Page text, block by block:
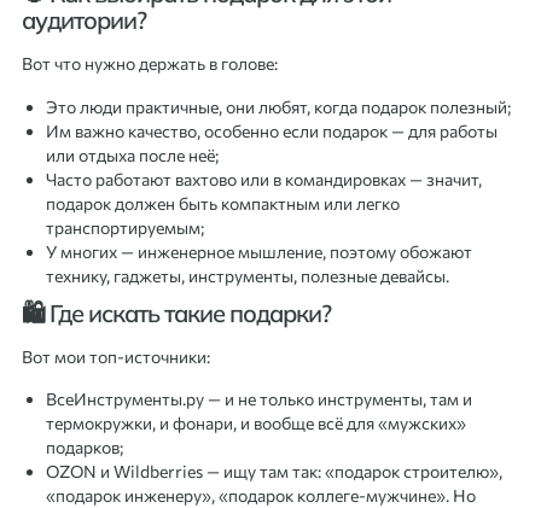
аудитории?
Вот что нужно держать в голове:
Это люди практичные, они любят, когда подарок полезный;
Им важно качество, особенно если подарок — для работы
или отдыха после неё;
Часто работают вахтово или в командировках — значит,
подарок должен быть компактным или легко
транспортируемым;
У многих — инженерное мышление, поэтому обожают
технику, гаджеты, инструменты, полезные девайсы.
🛍 Где искать такие подарки?
Вот мои топ-источники:
ВсеИнструменты.ру — и не только инструменты, там и
термокружки, и фонари, и вообще всё для «мужских»
подарков;
OZON и Wildberries — ищу там так: «подарок строителю»,
«подарок инженеру», «подарок коллеге-мужчине». Но